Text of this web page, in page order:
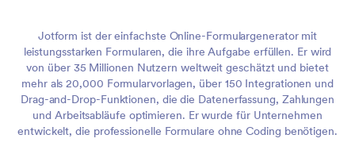
Jotform ist der einfachste Online-Formulargenerator mit
leistungsstarken Formularen, die ihre Aufgabe erfüllen. Er wird
von über 35 Millionen Nutzern weltweit geschätzt und bietet
mehr als 20,000 Formularvorlagen, über 150 Integrationen und
Drag-and-Drop-Funktionen, die die Datenerfassung, Zahlungen
und Arbeitsabläufe optimieren. Er wurde für Unternehmen
entwickelt, die professionelle Formulare ohne Coding benötigen.